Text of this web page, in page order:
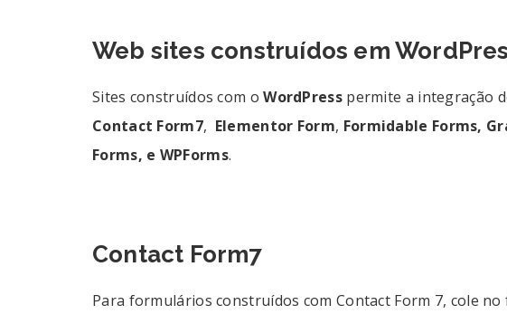
Web sites construídos em
Sites construídos com oWordPresspermite a integração
Contact Form7, Elementor Form, Formidable Forms,
Forms, e WPForms.
Contact Form7
Para formulários construídos com Contact Form 7, cole